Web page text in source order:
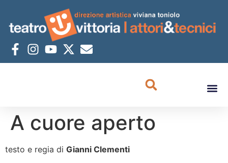
A cuore aperto
testo e regia di Gianni Clementi